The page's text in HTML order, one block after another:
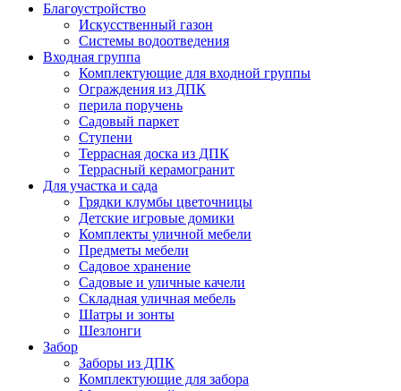
Благоустройство
Искусственный газон
Системы водоотведения
Входная группа
Комплектующие для входной группы
Ограждения из ДПК
перила поручень
Садовый паркет
Ступени
Террасная доска из ДПК
Террасный керамогранит
Для участка и сада
Грядки клумбы цветочницы
Детские игровые домики
Комплекты уличной мебели
Предметы мебели
Садовое хранение
Садовые и уличные качели
Складная уличная мебель
Шатры и зонты
Шезлонги
Забор
Заборы из ДПК
Комплектующие для забора